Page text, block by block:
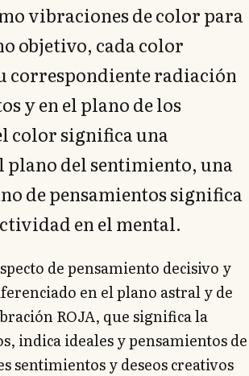
vibraciones de color para
objetivo, cada color
correspondiente radiación
y en el plano de los
color significa una
plano del sentimiento, una
de pensamientos significa
en el mental.
de pensamiento decisivo y
en el plano astral y de
ROJA, que significa la
indica ideales y pensamientos de
sentimientos y deseos creativos